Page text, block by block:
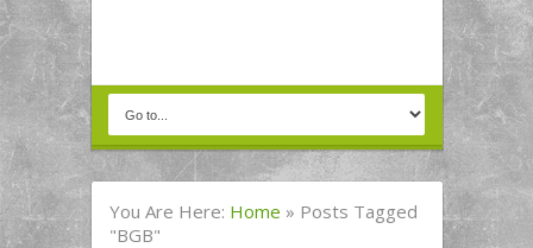
You Are Here: Home » Posts Tagged
"BGB"